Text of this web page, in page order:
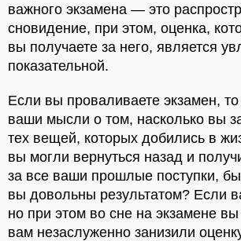
важного экзамена — это
сновидение, при этом, оценка,
вы получаете за него, является
показательной.
Если вы проваливаете экзамен,
ваши мысли о том, насколько вы
тех вещей, которых добились в
вы могли вернуться назад и
за все ваши прошлые поступки,
вы довольны результатом? Если
но при этом во сне на экзамене вы
вам незаслуженно занизили